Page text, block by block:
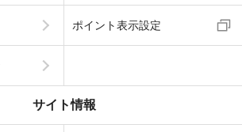
ポイント表示設定
サイト情報